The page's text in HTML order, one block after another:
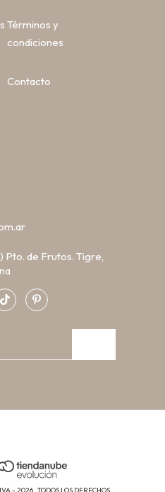
Términos y
condiciones
Contacto
Pto. de Frutos. Tigre,